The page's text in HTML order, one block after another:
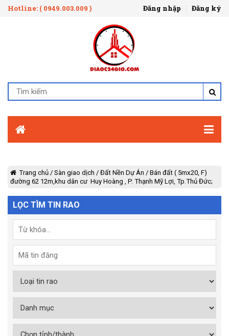
Hotline: ( 0949.003.009 ) Đăng nhập Đăng ký
Trang chủ / Sàn giao dịch / Đất Nền Dự Án / Bán đất ( 5mx20, F)
đường 62 12m,khu dân cư Huy Hoàng , P. Thạnh Mỹ Lợi, Tp.Thủ Đức;
LỌC TÌM TIN RAO